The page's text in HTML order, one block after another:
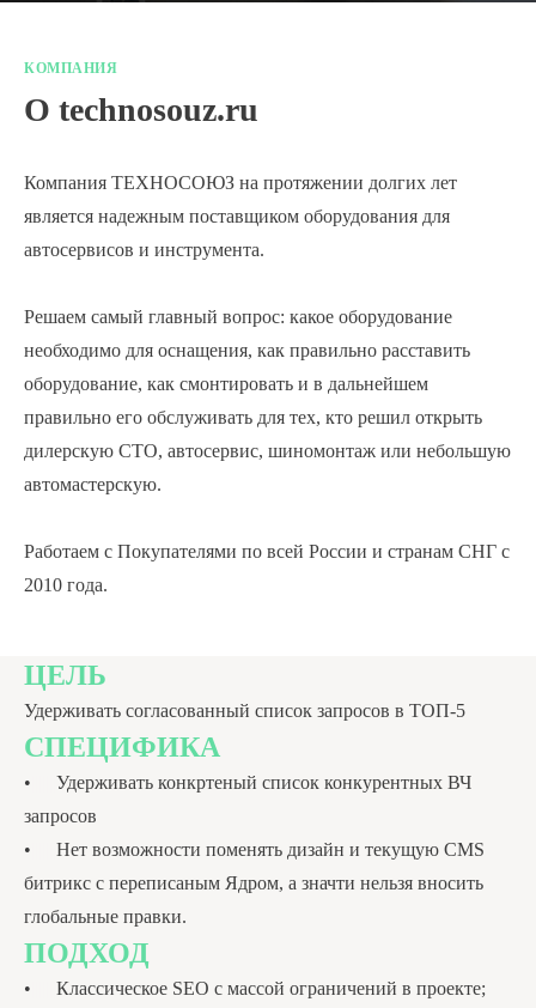
КОМПАНИЯ
О technosouz.ru
Компания ТЕХНОСОЮЗ на протяжении долгих лет
является надежным поставщиком оборудования для
автосервисов и инструмента.
Решаем самый главный вопрос: какое оборудование
необходимо для оснащения, как правильно расставить
оборудование, как смонтировать и в дальнейшем
правильно его обслуживать для тех, кто решил открыть
дилерскую СТО, автосервис, шиномонтаж или небольшую
автомастерскую.
Работаем с Покупателями по всей России и странам СНГ с
2010 года.
ЦЕЛЬ
Удерживать согласованный список запросов в ТОП-5
СПЕЦИФИКА
•
Удерживать конкртеный список конкурентных ВЧ
запросов
•
Нет возможности поменять дизайн и текущую CMS
битрикс с переписаным Ядром, а значти нельзя вносить
глобальные правки.
ПОДХОД
•
Классическое SEO с массой ограничений в проекте;